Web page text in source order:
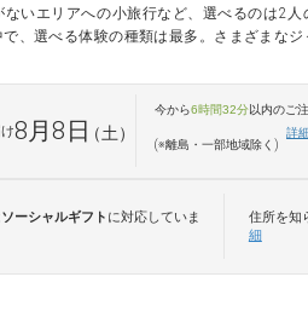
いエリアへの小旅行など、選べるのは2人
、選べる体験の種類は最多。さまざまな
8月8日（土）
今から6時間32分以内のご
(※離島・一部地域除く)
詳
ソーシャルギフト に対応していま
住所を知
細